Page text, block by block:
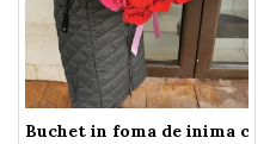
Buchet in foma de inima cu